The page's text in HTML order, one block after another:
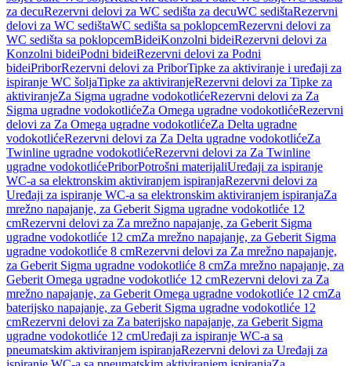
za decuRezervni delovi za WC sedišta za decuWC sedištaRezervni
delovi za WC sedištaWC sedišta sa poklopcemRezervni delovi za
WC sedišta sa poklopcemBideiKonzolni bideiRezervni delovi za
Konzolni bideiPodni bideiRezervni delovi za Podni
bideiPriborRezervni delovi za PriborTipke za aktiviranje i uređaji za
ispiranje WC šoljaTipke za aktiviranjeRezervni delovi za Tipke za
aktiviranjeZa Sigma ugradne vodokotlićeRezervni delovi za Za
Sigma ugradne vodokotlićeZa Omega ugradne vodokotlićeRezervni
delovi za Za Omega ugradne vodokotlićeZa Delta ugradne
vodokotlićeRezervni delovi za Za Delta ugradne vodokotlićeZa
Twinline ugradne vodokotlićeRezervni delovi za Za Twinline
ugradne vodokotlićePriborPotrošni materijaliUređaji za ispiranje
WC-a sa elektronskim aktiviranjem ispiranjaRezervni delovi za
Uređaji za ispiranje WC-a sa elektronskim aktiviranjem ispiranjaZa
mrežno napajanje, za Geberit Sigma ugradne vodokotliće 12
cmRezervni delovi za Za mrežno napajanje, za Geberit Sigma
ugradne vodokotliće 12 cmZa mrežno napajanje, za Geberit Sigma
ugradne vodokotliće 8 cmRezervni delovi za Za mrežno napajanje,
za Geberit Sigma ugradne vodokotliće 8 cmZa mrežno napajanje, za
Geberit Omega ugradne vodokotliće 12 cmRezervni delovi za Za
mrežno napajanje, za Geberit Omega ugradne vodokotliće 12 cmZa
baterijsko napajanje, za Geberit Sigma ugradne vodokotliće 12
cmRezervni delovi za Za baterijsko napajanje, za Geberit Sigma
ugradne vodokotliće 12 cmUređaji za ispiranje WC-a sa
pneumatskim aktiviranjem ispiranjaRezervni delovi za Uređaji za